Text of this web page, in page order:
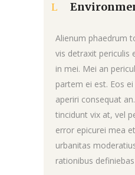
Alienum phaedrum
vis detraxit periculis
in mei. Mei an
partem ei est. Eos
aperiri consequat
tincidunt vix at, vel
error epicurei mea
urbanitas
rationibus definiebas